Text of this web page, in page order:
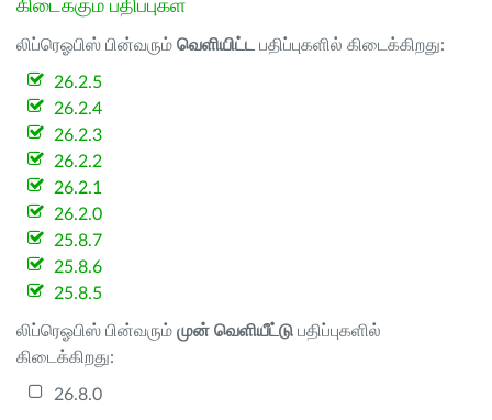
கிடைக்கும் பதிப்புகள்
லிப்ரெஓபிஸ் பின்வரும் வெளியிட்ட பதிப்புகளில் கிடைக்கிறது:
26.2.5
26.2.4
26.2.3
26.2.2
26.2.1
26.2.0
25.8.7
25.8.6
25.8.5
லிப்ரெஓபிஸ் பின்வரும் முன் வெளியீட்டு பதிப்புகளில்
கிடைக்கிறது:
26.8.0